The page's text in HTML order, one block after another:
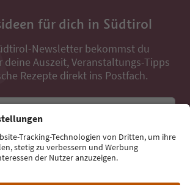
für dich in Südtirol
Newsletter bekommst du
deine Auszeit, Veranstaltungs-Tipps
Rezepte direkt ins Postfach.
Jetzt anmelden